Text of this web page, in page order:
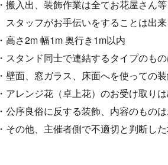
・搬入出、装飾作業は全てお花屋さん
スタッフがお手伝いをすることは出来
・高さ2m 幅1m 奥行き1m以内
・スタンド同士で連結するタイプのも
・壁面、窓ガラス、床面へを使っての
・アレンジ花（卓上花）のお受け取りは
・公序良俗に反する装飾、内容のもの
・その他、主催者側で不適切と判断し